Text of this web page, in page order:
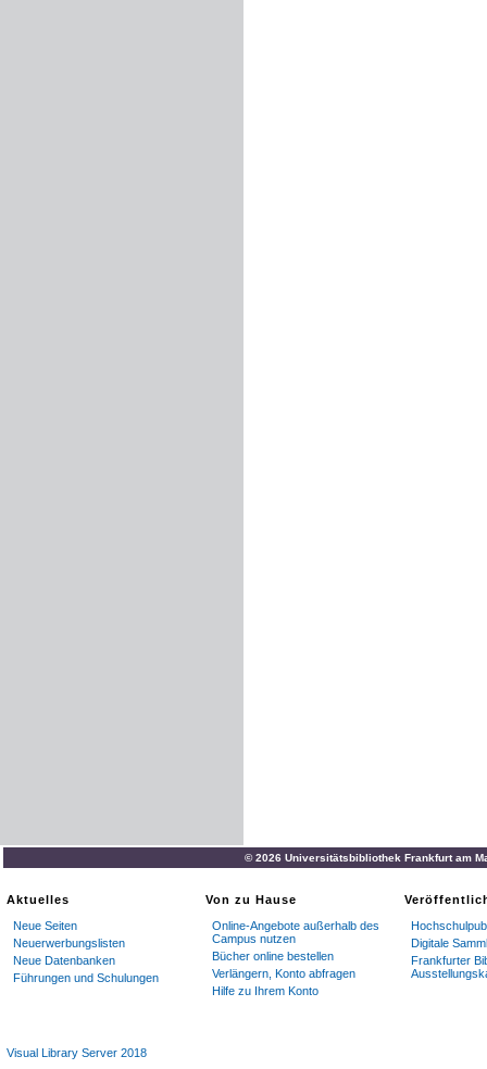
© 2026 Universitätsbibliothek Frankfurt am
Aktuelles
Neue Seiten
Neuerwerbungslisten
Neue Datenbanken
Führungen und Schulungen
Von zu Hause
Online-Angebote außerhalb des
Campus nutzen
Bücher online bestellen
Verlängern, Konto abfragen
Hilfe zu Ihrem Konto
Digitale
Frankfurter
Visual Library Server 2018